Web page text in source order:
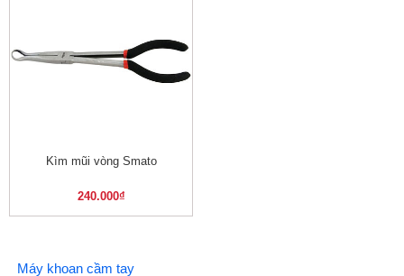
Kìm mũi vòng Smato
240.000₫
Máy khoan cầm tay